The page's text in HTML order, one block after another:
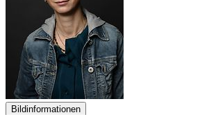
Bildinformationen